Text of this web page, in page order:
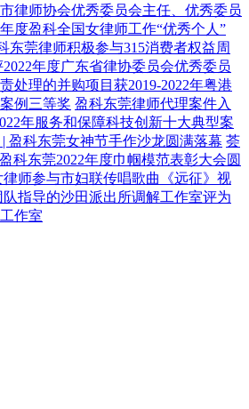
律师协会优秀委员会主任、优秀委员
度盈科全国女律师工作“优秀个人”
东莞律师积极参与315消费者权益周
年度广东省律协委员会优秀委员
处理的并购项目获2019-2022年粤港
例三等奖 盈科东莞律师代理案件入
年服务和保障科技创新十大典型案
盈科东莞女神节手作沙龙圆满落幕 荟
科东莞2022年度巾帼模范表彰大会圆
师参与市妇联传唱歌曲《远征》视
指导的沙田派出所调解工作室评为
作室